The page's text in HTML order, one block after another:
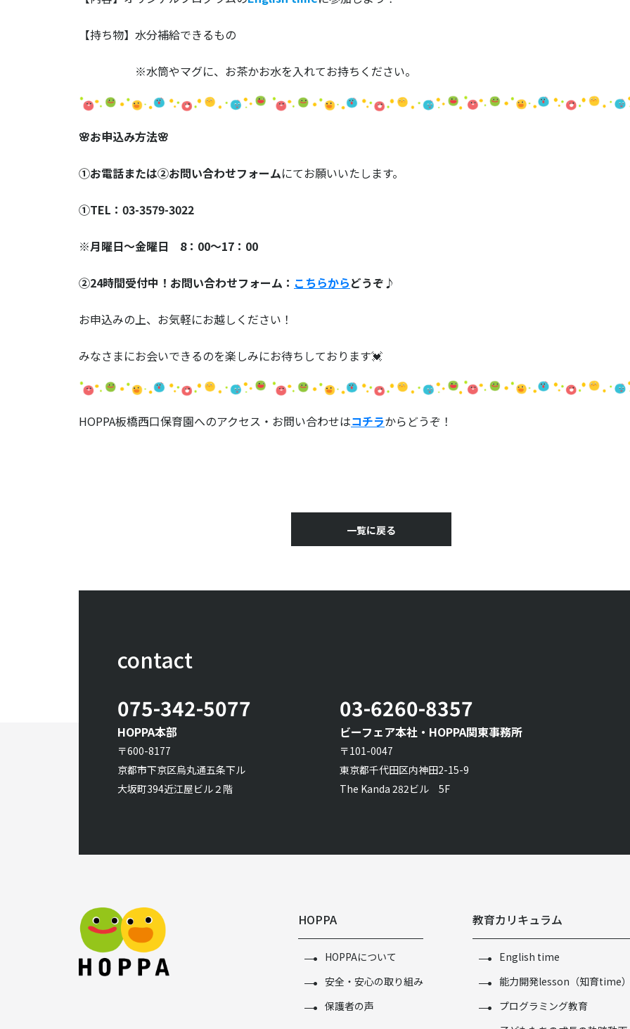
【持ち物】水分補給できるもの
※水筒やマグに、お茶かお水を入れてお持ちください。
🌸お申込み方法🌸
①お電話または➁お問い合わせフォームにてお願いいたします。
①TEL：03-3579-3022
※月曜日～金曜日 8：00～17：00
➁24時間受付中！お問い合わせフォーム： こちらからどうぞ♪
お申込みの上、お気軽にお越しください！
みなさまにお会いできるのを楽しみにお待ちしております💓
HOPPA板橋西口保育園へのアクセス・お問い合わせはコチラからどうぞ！
一覧に戻る
contact
075-342-5077
HOPPA本部
〒600-8177
京都市下京区烏丸通五条下ル
大坂町394近江屋ビル２階
03-6260-8357
ビーフェア本社・HOPPA関東事務所
〒101-0047
東京都千代田区内神田2-15-9
The Kanda 282ビル 5F
HOPPA
HOPPAについて
安全・安心の取り組み
保護者の声
教育カリキュラム
English time
能力開発lesson（知育time
プログラミング教育